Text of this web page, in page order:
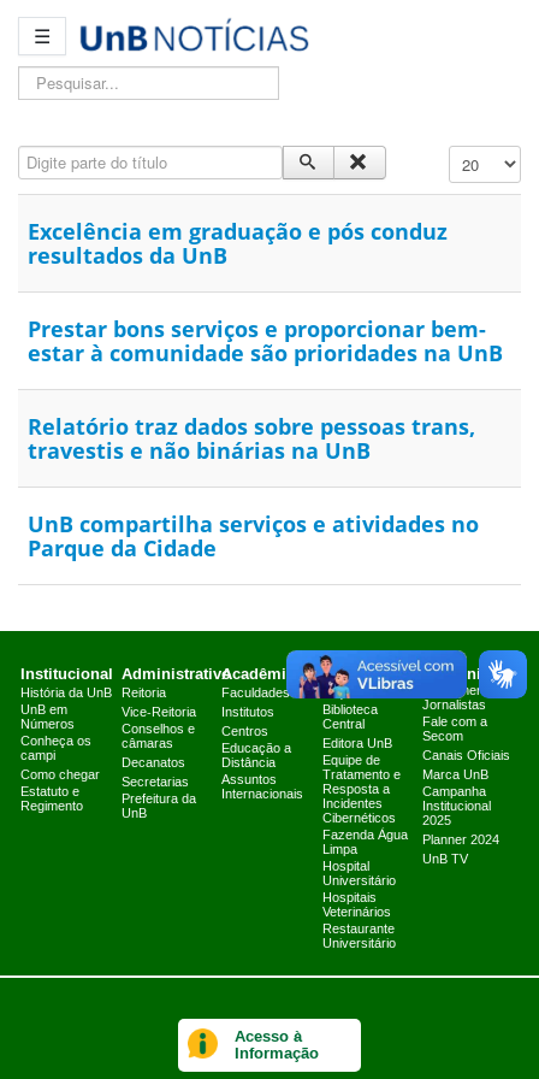
☰
Pesquisar...
Digite parte do título Exibir #
Excelência em graduação e pós conduz
resultados da UnB
Prestar bons serviços e proporcionar bem-
estar à comunidade são prioridades na UnB
Relatório traz dados sobre pessoas trans,
travestis e não binárias na UnB
UnB compartilha serviços e atividades no
Parque da Cidade
Institucional
História da UnB
UnB em
Números
Conheça os
campi
Como chegar
Estatuto e
Regimento
Administrativo
Reitoria
Vice-Reitoria
Conselhos e
câmaras
Decanatos
Secretarias
Prefeitura da
UnB
Acadêmico
Faculdades
Institutos
Centros
Educação a
Distância
Assuntos
Internacionais
Serviços
Arquivo Central
Biblioteca
Central
Editora UnB
Equipe de
Tratamento e
Resposta a
Incidentes
Cibernéticos
Fazenda Água
Limpa
Hospital
Universitário
Hospitais
Veterinários
Restaurante
Universitário
Comunicação
Atendimento a
Jornalistas
Fale com a
Secom
Canais Oficiais
Marca UnB
Campanha
Institucional
2025
Planner 2024
UnB TV
Acesso à
Informação